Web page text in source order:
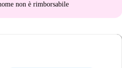
non è rimborsabile